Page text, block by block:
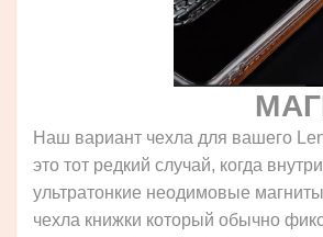
Наш вариант чехла для вашего
это тот редкий случай, когда
ультратонкие неодимовые
чехла книжки который обычно